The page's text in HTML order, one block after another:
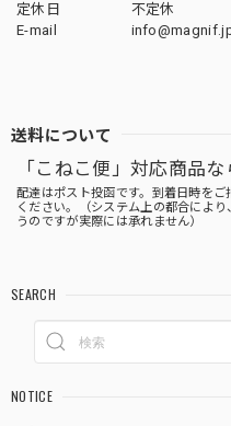
定休日
不定休
E-mail
送料について
「こねこ便」対応商品な
配達はポスト投函です。到着日時を
ください。（システム上の都合によ
うのですが実際には承れません）
SEARCH
NOTICE